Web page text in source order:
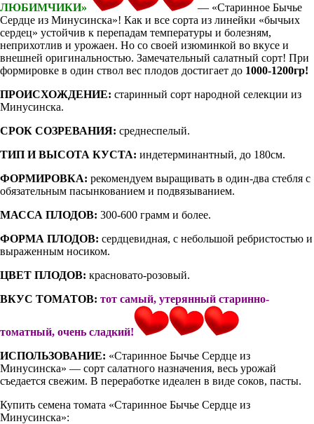
ЛЮБИМЧИКИ»
— «Старинное Бычье
Сердце из Минусинска»! Как и все сорта из линейки «бычьих
сердец» устойчив к перепадам температуры и болезням,
неприхотлив и урожаен. Но со своей изюминкой во вкусе и
внешней оригинальностью. Замечательный салатный сорт! При
формировке в один ствол вес плодов достигает до 1000-1200гр!
ПРОИСХОЖДЕНИЕ: старинный сорт народной селекции из
Минусинска.
СРОК СОЗРЕВАНИЯ: среднеспелый.
ТИП И ВЫСОТА КУСТА: индетерминантный, до 180см.
ФОРМИРОВКА: рекомендуем выращивать в один-два стебля с
обязательным пасынкованием и подвязыванием.
МАССА ПЛОДОВ: 300-600 грамм и более.
ФОРМА ПЛОДОВ: сердцевидная, с небольшой ребристостью и
выраженным носиком.
ЦВЕТ ПЛОДОВ: красновато-розовый.
ВКУС ТОМАТОВ: тот самый, утерянный старинно-
томатный, очень сладкий!
ИСПОЛЬЗОВАНИЕ: «Старинное Бычье Сердце из
Минусинска» — сорт салатного назначения, весь урожай
съедается свежим. В переработке идеален в виде соков, пасты.
Купить семена томата «Старинное Бычье Сердце из
Минусинска»: